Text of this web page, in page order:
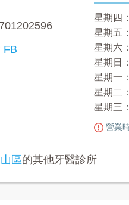
FB
星期四
星期五
星期六
星期日
星期一
星期二
星期三
營業
區的其他牙醫診所